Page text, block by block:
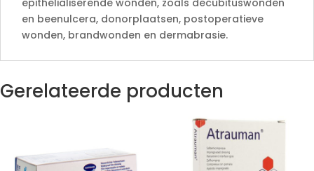
epithelialiserende wonden, zoals decubituswonden
en beenulcera, donorplaatsen, postoperatieve
wonden, brandwonden en dermabrasie.
Gerelateerde producten